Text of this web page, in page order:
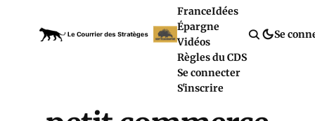
FranceIdées
Épargne
Vidéos
Règles du CDS
Se connecter
S'inscrire
Se